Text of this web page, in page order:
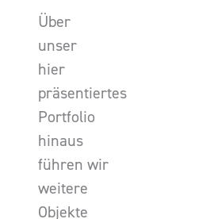
Über
unser
hier
präsentiertes
Portfolio
hinaus
führen wir
weitere
Objekte